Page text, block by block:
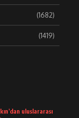
(1682)
(1419)
uluslararası